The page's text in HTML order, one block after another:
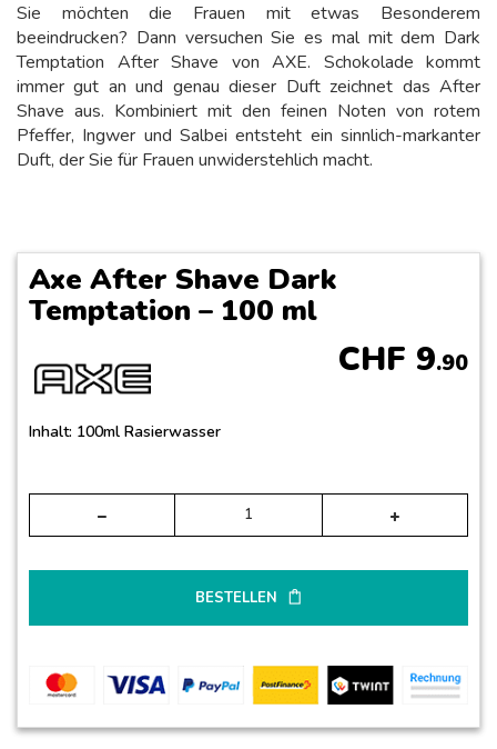
Sie möchten die Frauen mit etwas Besonderem
beeindrucken? Dann versuchen Sie es mal mit dem Dark
Temptation After Shave von AXE. Schokolade kommt
immer gut an und genau dieser Duft zeichnet das After
Shave aus. Kombiniert mit den feinen Noten von rotem
Pfeffer, Ingwer und Salbei entsteht ein sinnlich-markanter
Duft, der Sie für Frauen unwiderstehlich macht.
Axe After Shave Dark
Temptation – 100 ml
CHF 9.90
Inhalt: 100ml Rasierwasser
BESTELLEN